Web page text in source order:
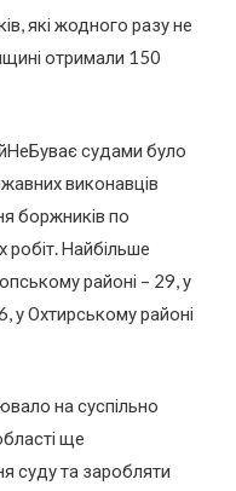
які жодного разу не
отримали 150
судами було
виконавців
боржників по
робіт. Найбільше
районі – 29, у
у Охтирському районі
на суспільно
ще
суду та заробляти